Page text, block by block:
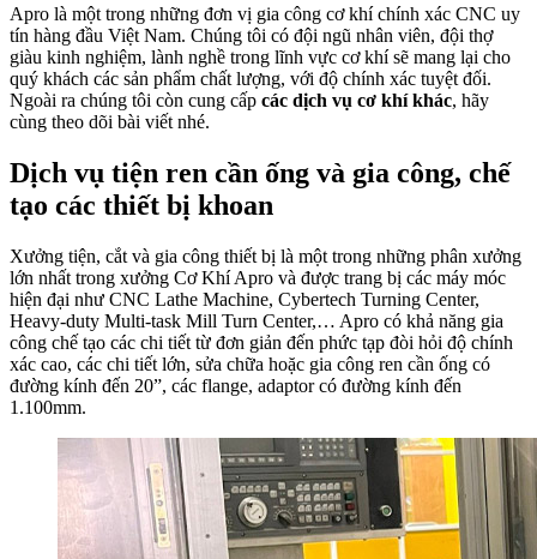
Apro là một trong những đơn vị gia công cơ khí chính xác CNC uy
tín hàng đầu Việt Nam. Chúng tôi có đội ngũ nhân viên, đội thợ
giàu kinh nghiệm, lành nghề trong lĩnh vực cơ khí sẽ mang lại cho
quý khách các sản phẩm chất lượng, với độ chính xác tuyệt đối.
Ngoài ra chúng tôi còn cung cấp các dịch vụ cơ khí khác, hãy
cùng theo dõi bài viết nhé.
Dịch vụ tiện ren cần ống và gia công, chế
tạo các thiết bị khoan
Xưởng tiện, cắt và gia công thiết bị là một trong những phân xưởng
lớn nhất trong xưởng Cơ Khí Apro và được trang bị các máy móc
hiện đại như CNC Lathe Machine, Cybertech Turning Center,
Heavy-duty Multi-task Mill Turn Center,… Apro có khả năng gia
công chế tạo các chi tiết từ đơn giản đến phức tạp đòi hỏi độ chính
xác cao, các chi tiết lớn, sửa chữa hoặc gia công ren cần ống có
đường kính đến 20”, các flange, adaptor có đường kính đến
1.100mm.